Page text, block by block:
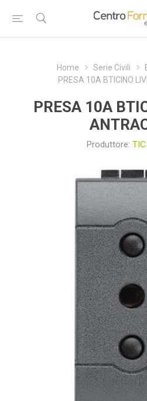
Home Serie Civili
PRESA 10A BTICINO
PRESA 10A
Produttore: